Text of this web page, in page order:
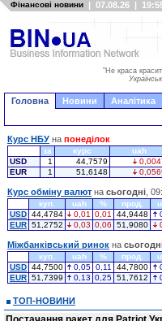
Фінансові новини | 07.08.26 |
"Не краса
Головна Новини Аналітика
Курс НБУ на понеділок
за курс uah
USD
1 44,7579
EUR
1 51,6148
Курс обміну валют на сьогодні ,
куп. uah % прод.
USD 44,4784 0,01 0,01 44,9448
EUR 51,2752 0,03 0,06 51,9080
Міжбанківський ринок на
куп. uah % прод.
USD 44,7500 0,05 0,11 44,7800
EUR 51,7399 0,13 0,25 51,7612
ТОП-НОВИНИ